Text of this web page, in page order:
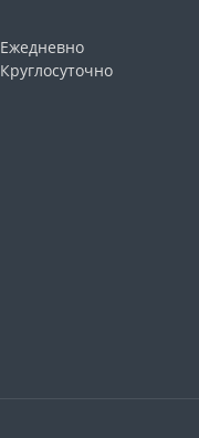
Ежедневно
Круглосуточно